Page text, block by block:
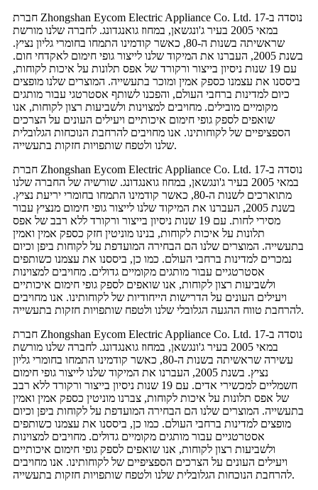
חברת Zhongshan Eycom Electric Appliance Co. Ltd. נוסדה ב-17
במאי 2005 בעיר ג'ונגשאן, במחוז גואנגדונג. לחברה שלנו מורשת
שראשיתה בשנות ה-80, כאשר קודמינו התמחו בחומרי גליון נציץ.
בשנת 2005, העברנו את המיקוד שלנו לייצור גופי חימום לאקדחי חום.
עם 19 שנות ניסיון בייצור ורקורד של אפס תלונות על איכות לקוחות,
ביססנו את עצמנו כספק אמין ומוכר בתעשייה. המוצרים שלנו מופצים
כיום למדינות ברחבי העולם, והפכנו לשותף אסטרטגי עבור מותגים
מקומיים מובילים. מחויבים למצוינות ולשביעות רצון לקוחות, אנו
שואפים לספק גופי חימום איכותיים ויעילים העונים על הצרכים
הספציפיים של לקוחותינו. אנו מחויבים להרחבת הנוכחות הגלובלית
שלנו ולטפח שותפויות חזקות בתעשייה.
חברת Zhongshan Eycom Electric Appliance Co. Ltd. נוסדה ב-17
במאי 2005 בעיר ג'ונגשאן, במחוז גואנגדונג. שורשיה של החברה שלנו
מתוארכים לשנות ה-80, כאשר קודמינו התמחו בחומרי יריעת נציץ.
בשנת 2005, העברנו את המיקוד שלנו לייצור גופי חימום מנציץ עבור
מסירי לחות. עם 19 שנות ניסיון בייצור ורקורד ללא רבב של אפס
תלונות על איכות לקוחות, בנינו מוניטין חזק כספק אמין ואמין
בתעשייה. המוצרים שלנו הם הבחירה המועדפת על לקוחות ביפן וכיום
נמכרים למדינות ברחבי העולם. כמו כן, ביססנו את עצמנו כשותפים
אסטרטגיים עבור מותגים מקומיים גדולים. מחויבים למצוינות
ולשביעות רצון לקוחות, אנו שואפים לספק גופי חימום איכותיים
ויעילים העונים על הדרישות הייחודיות של לקוחותינו. אנו מחויבים
להרחבת טווח ההגעה הגלובלי שלנו ולטפח שותפויות חזקות בתעשייה.
חברת Zhongshan Eycom Electric Appliance Co. Ltd. נוסדה ב-17
במאי 2005 בעיר ג'ונגשאן, במחוז גואנגדונג. לחברה שלנו מורשת
עשירה שראשיתה בשנות ה-80, כאשר קודמינו התמחו בחומרי גליון
נציץ. בשנת 2005, העברנו את המיקוד שלנו לייצור גופי חימום
חשמליים למכשירי אדים. עם 19 שנות ניסיון בייצור ורקורד ללא רבב
של אפס תלונות על איכות לקוחות, צברנו מוניטין כספק אמין ואמין
בתעשייה. המוצרים שלנו הם הבחירה המועדפת על לקוחות ביפן וכיום
מופצים למדינות ברחבי העולם. כמו כן, ביססנו את עצמנו כשותפים
אסטרטגיים עבור מותגים מקומיים גדולים. מחויבים למצוינות
ולשביעות רצון לקוחות, אנו שואפים לספק גופי חימום איכותיים
ויעילים העונים על הצרכים הספציפיים של לקוחותינו. אנו מחויבים
להרחבת הנוכחות הגלובלית שלנו ולטפח שותפויות חזקות בתעשייה.